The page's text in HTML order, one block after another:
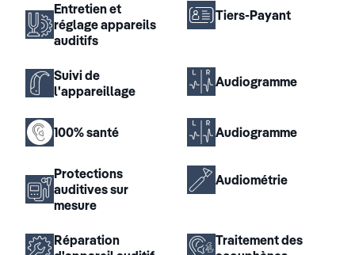
Entretien et
réglage appareils
auditifs
Tiers-Payant
Suivi de
l'appareillage
Audiogramme
100% santé Audiogramme
Protections
auditives sur
mesure
Audiométrie
Réparation
Traitement des